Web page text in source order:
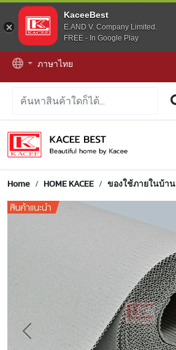
KaceeBest
E.AND V. Company Limited.
FREE - In Google Play
ภาษาไทย
Home HOME KACEE ของใช้ภายในบ้าน
Previous